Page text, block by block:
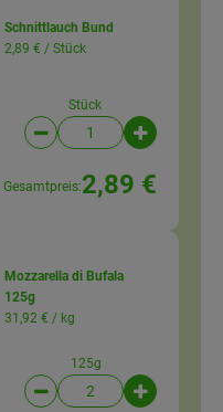
Schnittlauch Bund
2,89 € / Stück
Stück
Artikelanzahl
Gesamtpreis:2,89 €
Mozzarella di Bufala
125g
31,92 € / kg
125g
Artikelanzahl